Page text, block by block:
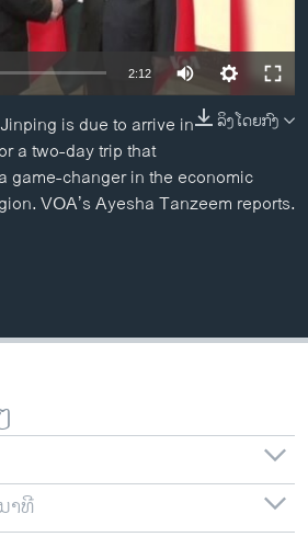
2:12
ລິງໂດຍກົງ
is due to arrive in
a two-day trip that
game-changer in the economic
VOA’s Ayesha Tanzeem reports.
າທີ